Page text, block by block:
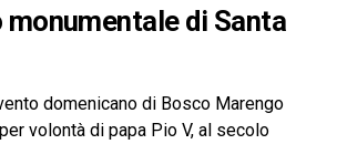
di Santa
domenicano di Bosco Marengo
volontà di papa Pio V, al secolo